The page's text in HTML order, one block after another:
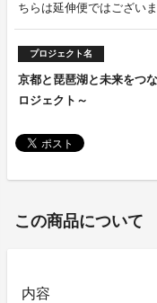
ちらは延伸便ではございま
プロジェクト名
京都と琵琶湖と未来をつ
ロジェクト～
この商品について
内容